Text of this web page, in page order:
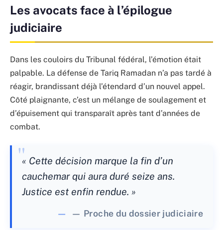
Les avocats face à l’épilogue
judiciaire
Dans les couloirs du Tribunal fédéral, l’émotion était
palpable. La défense de Tariq Ramadan n’a pas tardé à
réagir, brandissant déjà l’étendard d’un nouvel appel.
Côté plaignante, c’est un mélange de soulagement et
d’épuisement qui transparaît après tant d’années de
combat.
« Cette décision marque la fin d’un
cauchemar qui aura duré seize ans.
Justice est enfin rendue. »
— Proche du dossier judiciaire